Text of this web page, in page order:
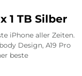
1 TB Silber
iPhone aller Zeiten.
Design, A19 Pro
beste